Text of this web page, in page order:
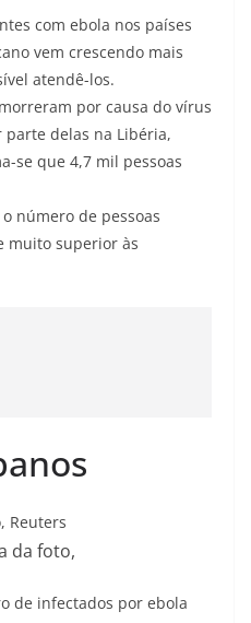
com ebola nos países
vem crescendo mais
atendê-los.
por causa do vírus
parte delas na Libéria,
se que 4,7 mil pessoas
número de pessoas
muito superior às
Reuters
da foto,
de infectados por ebola